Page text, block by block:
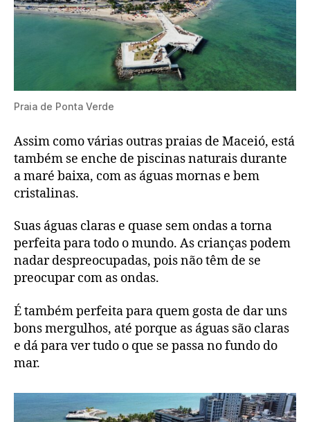
Praia de Ponta Verde
Assim como várias outras praias de Maceió, está
também se enche de piscinas naturais durante
a maré baixa, com as águas mornas e bem
cristalinas.
Suas águas claras e quase sem ondas a torna
perfeita para todo o mundo. As crianças podem
nadar despreocupadas, pois não têm de se
preocupar com as ondas.
É também perfeita para quem gosta de dar uns
bons mergulhos, até porque as águas são claras
e dá para ver tudo o que se passa no fundo do
mar.